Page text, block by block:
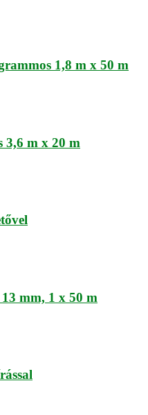
1,8 m x 50 m
3,6 m x 20 m
mm, 1 x 50 m